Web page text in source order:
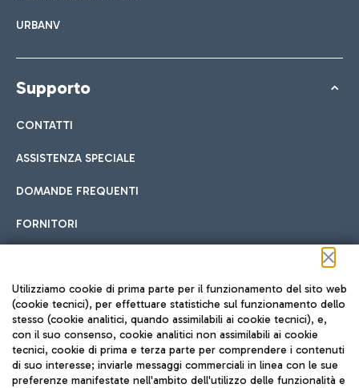
URBANV
Supporto
CONTATTI
ASSISTENZA SPECIALE
DOMANDE FREQUENTI
FORNITORI
Seguici sui social
TRAVEL JOURNAL
Utilizziamo cookie di prima parte per il funzionamento del sito web
(cookie tecnici), per effettuare statistiche sul funzionamento dello
stesso (cookie analitici, quando assimilabili ai cookie tecnici), e,
con il suo consenso, cookie analitici non assimilabili ai cookie
tecnici, cookie di prima e terza parte per comprendere i contenuti
di suo interesse; inviarle messaggi commerciali in linea con le sue
preferenze manifestate nell'ambito dell'utilizzo delle funzionalità e